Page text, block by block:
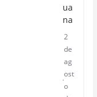
ua
na
2
de
ag
ost
o